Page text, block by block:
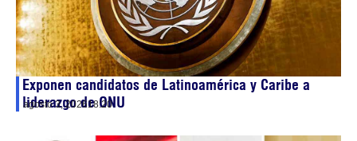
Exponen candidatos de Latinoamérica y Caribe a
liderazgo de ONU
agosto 3, 202618:20